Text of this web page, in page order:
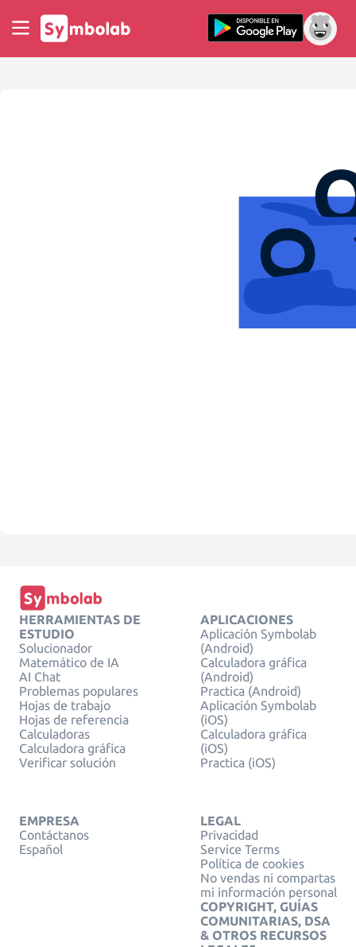
HERRAMIENTAS DE
ESTUDIO
Solucionador
Matemático de IA
AI Chat
Problemas populares
Hojas de trabajo
Hojas de referencia
Calculadoras
Calculadora gráfica
Verificar solución
APLICACIONES
Aplicación Symbolab
(Android)
Calculadora gráfica
(Android)
Practica (Android)
Aplicación Symbolab
(iOS)
Calculadora gráfica
(iOS)
Practica (iOS)
EMPRESA
Contáctanos
Español
LEGAL
Privacidad
Service Terms
Política de cookies
No vendas ni compartas
mi información personal
COPYRIGHT, GUÍAS
COMUNITARIAS, DSA
& OTROS RECURSOS